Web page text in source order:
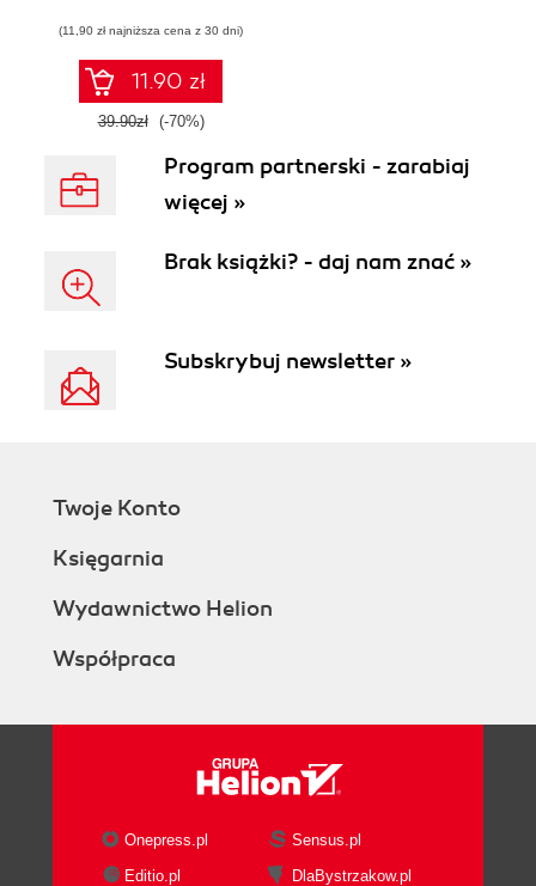
(11,90 zł najniższa cena z 30 dni)
11.90 zł
39.90zł (-70%)
Program partnerski - zarabiaj
więcej »
Brak książki? - daj nam znać »
Subskrybuj newsletter »
Twoje Konto
Księgarnia
Wydawnictwo Helion
Współpraca
Onepress.pl
Sensus.pl
Editio.pl
DlaBystrzakow.pl